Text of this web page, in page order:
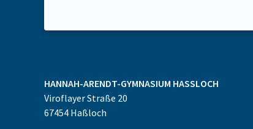
HANNAH-ARENDT-GYMNASIUM HASSLOCH
Viroflayer Straße 20
67454 Haßloch